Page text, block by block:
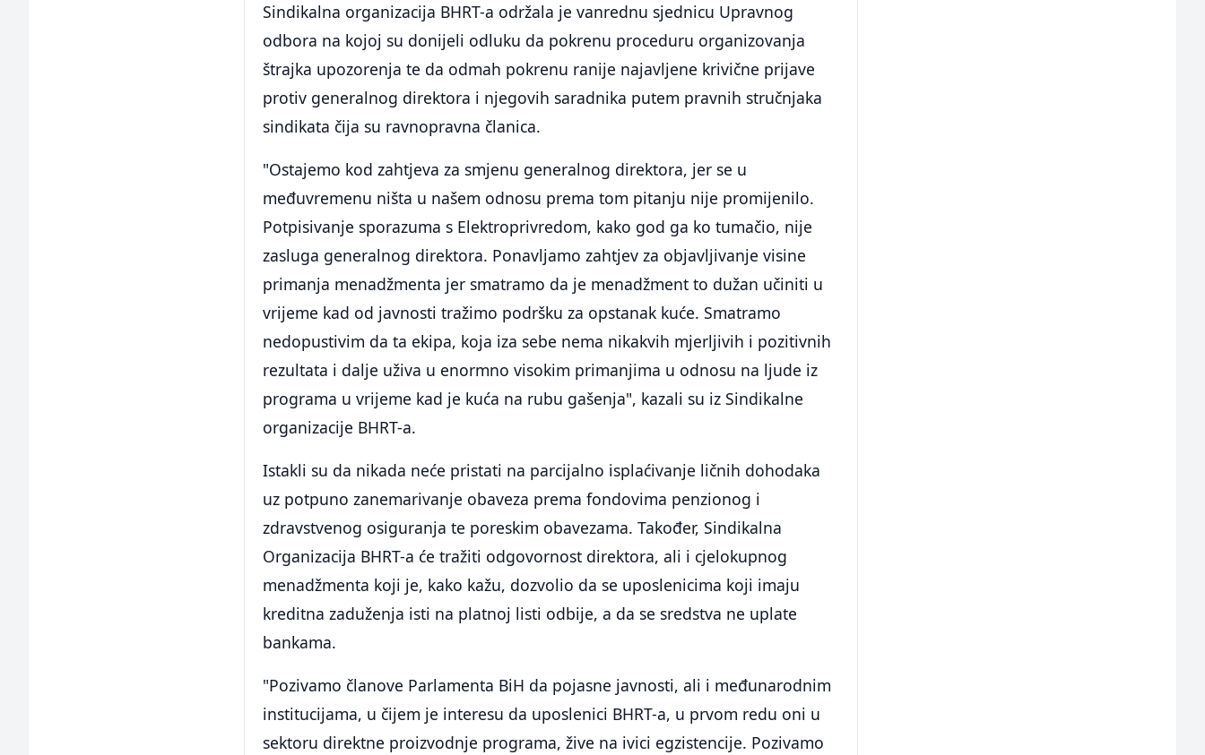
Sindikalna organizacija BHRT-a održala je vanrednu sjednicu Upravnog
odbora na kojoj su donijeli odluku da pokrenu proceduru organizovanja
štrajka upozorenja te da odmah pokrenu ranije najavljene krivične prijave
protiv generalnog direktora i njegovih saradnika putem pravnih stručnjaka
sindikata čija su ravnopravna članica.
"Ostajemo kod zahtjeva za smjenu generalnog direktora, jer se u
međuvremenu ništa u našem odnosu prema tom pitanju nije promijenilo.
Potpisivanje sporazuma s Elektroprivredom, kako god ga ko tumačio, nije
zasluga generalnog direktora. Ponavljamo zahtjev za objavljivanje visine
primanja menadžmenta jer smatramo da je menadžment to dužan učiniti u
vrijeme kad od javnosti tražimo podršku za opstanak kuće. Smatramo
nedopustivim da ta ekipa, koja iza sebe nema nikakvih mjerljivih i pozitivnih
rezultata i dalje uživa u enormno visokim primanjima u odnosu na ljude iz
programa u vrijeme kad je kuća na rubu gašenja", kazali su iz Sindikalne
organizacije BHRT-a.
Istakli su da nikada neće pristati na parcijalno isplaćivanje ličnih dohodaka
uz potpuno zanemarivanje obaveza prema fondovima penzionog i
zdravstvenog osiguranja te poreskim obavezama. Također, Sindikalna
Organizacija BHRT-a će tražiti odgovornost direktora, ali i cjelokupnog
menadžmenta koji je, kako kažu, dozvolio da se uposlenicima koji imaju
kreditna zaduženja isti na platnoj listi odbije, a da se sredstva ne uplate
bankama.
"Pozivamo članove Parlamenta BiH da pojasne javnosti, ali i međunarodnim
institucijama, u čijem je interesu da uposlenici BHRT-a, u prvom redu oni u
sektoru direktne proizvodnje programa, žive na ivici egzistencije. Pozivamo